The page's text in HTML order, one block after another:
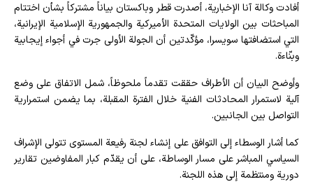
أفادت وکالة آنا الإخباریة، أصدرت قطر وباكستان بياناً مشتركاً بشأن اختتام
المباحثات بين الولايات المتحدة الأميركية والجمهورية الإسلامية الإيرانية،
التي استضافتها سويسرا، مؤكّدتين أن الجولة الأولى جرت في أجواء إيجابية
وبنّاءة.
وأوضح البيان أن الأطراف حققت تقدماً ملحوظاً، شمل الاتفاق على وضع
آلية لاستمرار المحادثات الفنية خلال الفترة المقبلة، بما يضمن استمرارية
التواصل بين الجانبين.
كما أشار الوسطاء إلى التوافق على إنشاء لجنة رفيعة المستوى تتولى الإشراف
السياسي المباشر على مسار الوساطة، على أن يقدّم كبار المفاوضين تقارير
دورية ومنتظمة إلى هذه اللجنة.